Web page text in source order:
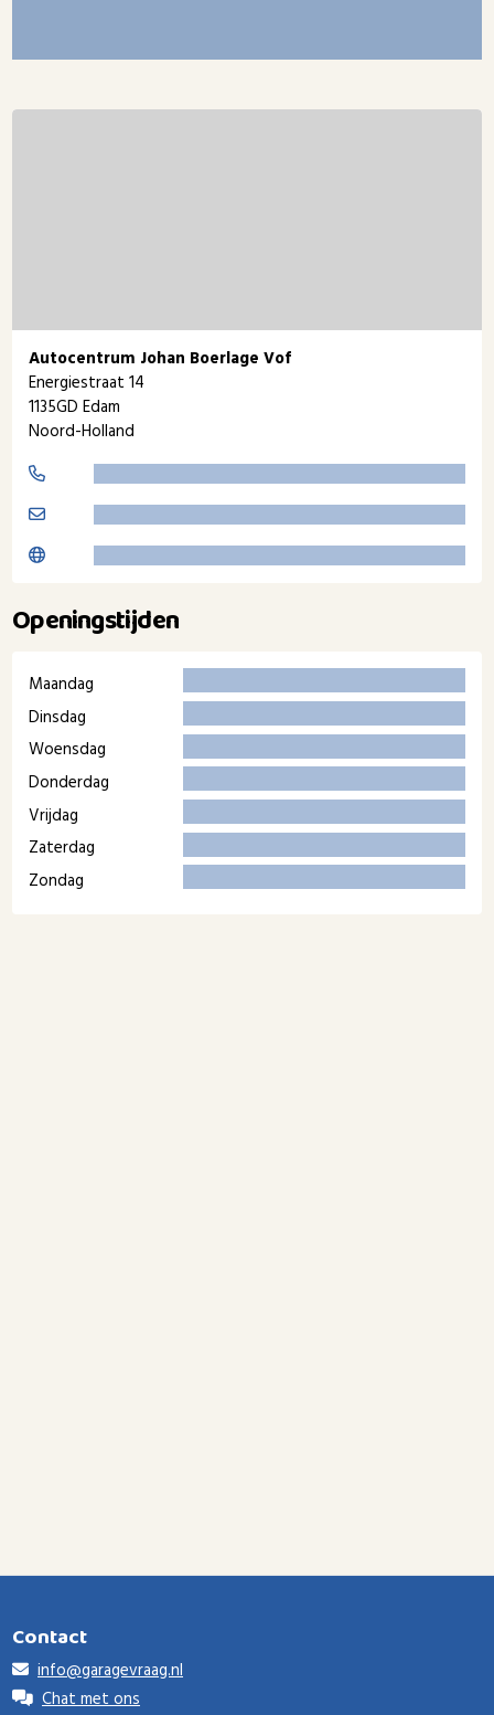
Autocentrum Johan Boerlage Vof
Energiestraat 14
1135GD Edam
Noord-Holland
Openingstijden
Maandag
Dinsdag
Woensdag
Donderdag
Vrijdag
Zaterdag
Zondag
Contact
info@garagevraag.nl
Chat met ons